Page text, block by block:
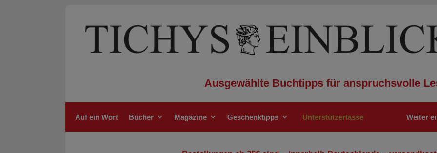
Ausgewählte Buchtipps für anspruchsvolle
Auf ein Wort Bücher Magazine Geschenktipps Unterstützertasse Weiter